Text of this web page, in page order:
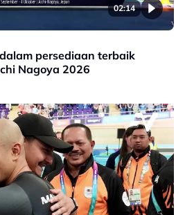
02:14
persediaan terbaik
Nagoya 2026